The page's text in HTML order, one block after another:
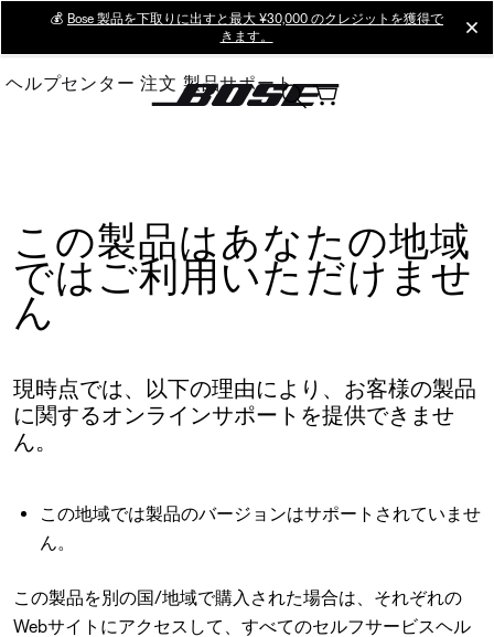
Main
💰 Bose 製品を下取りに出すと最大 ¥30,000 のクレジットを獲得で
きます。
ヘルプセンター 注文 製品サポート
この製品はあなたの地域
ではご利用いただけませ
ん
現時点では、以下の理由により、お客様の製品
に関するオンラインサポートを提供できませ
ん。
この地域では製品のバージョンはサポートされていませ
ん。
この製品を別の国/地域で購入された場合は、それぞれの
Webサイトにアクセスして、すべてのセルフサービスヘル